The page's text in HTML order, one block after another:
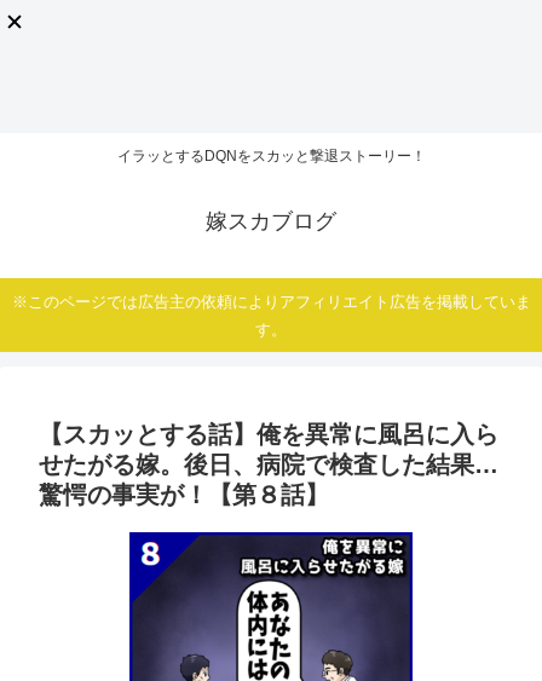
イラッとするDQNをスカッと撃退ストーリー！
嫁スカブログ
※このページでは広告主の依頼によりアフィリエイト広告を掲載していま
す。
【スカッとする話】俺を異常に風呂に入ら
せたがる嫁。後日、病院で検査した結果…
驚愕の事実が！【第８話】